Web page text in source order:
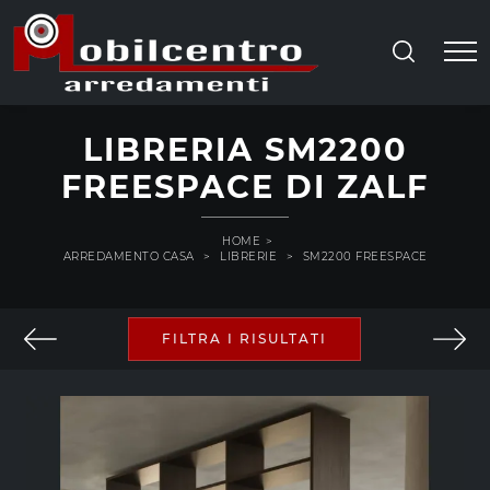
LIBRERIA SM2200
FREESPACE DI ZALF
HOME >
ARREDAMENTO CASA
> LIBRERIE > SM2200 FREESPACE
FILTRA I RISULTATI